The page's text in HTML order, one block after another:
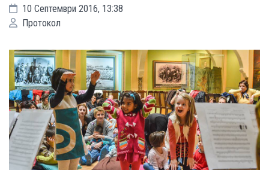
10 Септември 2016, 13:38
Протокол